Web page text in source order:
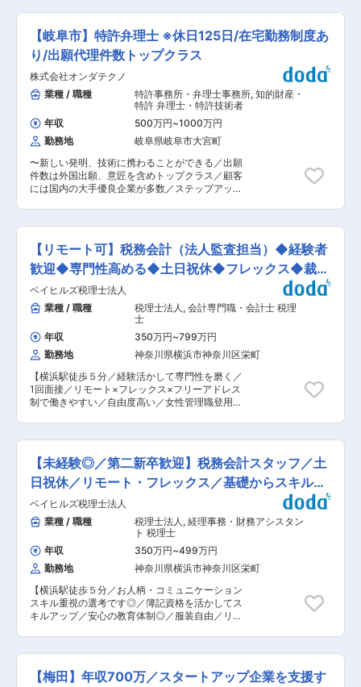
ており、また他事務所との合併による札幌事務所
の開所など事業・組織ともに拡大中です。
結業務 ・顧客との給与計算・社保業務受諾契約に
基づく導入及びシステムセットアップ業務 ・顧客
への給与計算・社保手続業務 ・顧客への労務アド
バイザイリー業務 ・その他付帯業務 ■組織体
制： 40名の体制で、うち9割が女性です。ご年齢
は20代から50代と幅広く、子育て中の方等もフ
レックスや在宅勤務を用いて柔軟に働ける環境で
す。 事業会社での労務経験者、同業（社労士法人
やアウトソーシング会社）における経験者などが
ご活躍されております。 ■キャリアパス 年に1回
のプロモーションがあり、ご本人の頑張り次第で
キャリアアップが可能です。 給与計算や社会保険
手続き等、各専門チームにて業務を行っており、
ご経験と希望に応じて将来的にはチームの異動も
可能です。 ■資格取得について 繁忙期(11月12月)
と閑散期が分かれているため、社労士の資格取得
欲がある方がご自身のスキルを磨くことができる
環境です。 ■募集背景： 世界5大会計事務所ネッ
トワークのひとつであるBDOインターナショナル
に加盟し、日本企業の海外進出や外国企業の日本
進出を総合的にサポートしています。 国際税務に
強い社会保険労務士法人として、グローバルネッ
トワークを活用できることが強みのひとつです。
海外からの紹介案件が増えており、組織強化のた
めの増員です。
【岐阜市】特許弁理士 ※休日125日/在宅勤務制度あ
り/出願代理件数トップクラス
株式会社オンダテクノ
業種 / 職種
特許事務所・弁理士事務所, 知的財産・
特許 弁理士・特許技術者
年収
500万円~1000万円
勤務地
岐阜県岐阜市大宮町
〜新しい発明、技術に携わることができる／出願
件数は外国出願、意匠を含めトップクラス／顧客
には国内の大手優良企業が多数／ステップアップ
す。 ■業務詳細： 発明者様や知的財産部担当者
様との面談を通じて発明を把握し、従来技術との
差異、製品開発の動向、想定される他社の回避技
術等々を踏まえて権利化の方針を決定し、特許庁
に提出するための出願書類を作成します。 さら
に、特許庁から特許できない旨の通知が届いたと
きは、出願書類に修正を加える、近年の特許権に
関する判例を踏まえて審査官の論理構成の誤り指
摘する等により、お客様の製品が特許権によって
保護されるように、権利化に向けての最終作業を
行います。 また、明細書作成業務の他に、企業で
のリエゾン活動、鑑定、審判等の対応を行いま
す。 英語力のある方は、外国案件でもご活躍いた
だけます。 ■魅力： ◇新しい技術や発明に携わ
ることができる 主な仕事のひとつが、独自技術の
特許権を取得するサポート。特許権とは、世の中
トップシークレットである最先端技術ばかり。 新
しい技術に触れたい！色んなジャンルにチャレン
ジしたいという方にはぴったりです。 ◇長く働き
やすい環境と福利厚生 土日祝日休みの完全週休二
日制で年間休日125日、残業も月に20〜30時間程
度、有給は1時間単位で取得可能、有給取得率も
70％以上と高くプライベートとも両立しながら働
きやすい環境が整っています。様々な福利厚生や
成長支援などもあり、経験や知識を活かしながら
長く働ける環境があります。 2017年には「岐阜
県ワーク・ライフ・バランス推進エクセレント企
業」、2024年には「厚生労働省くるみん」や
「健康経営優良法人2024」に認定されました。
県ということもあり東海圏にあるため、自動車関
係の顧客が多く、サービス品質の向上と業務の徹
をいただき、平均継続取引年数は21.5年です。 変
【リモート可】税務会計（法人監査担当）◆経験者
歓迎◆専門性高める◆土日祝休◆フレックス◆裁量
権大
ベイヒルズ税理士法人
業種 / 職種
税理士法人 , 会計専門職・会計士 税理
士
年収
350万円~799万円
勤務地
神奈川県横浜市神奈川区栄町
【横浜駅徒歩５分／経験活かして専門性を磨く／
1回面接／リモート×フレックス×フリーアドレス
制で働きやすい／自由度高い／女性管理職登用実
をお任せします。顧問先は専任担当制で、裁量権
大きくやりがいのある仕事です。 ■仕事内容：
・顧問先巡回監査（20社〜30社を担当） ・会計
データ確認、修正 ・税務申告書等作成 ・その他
税理士補助業務 【使用する会計・申告ソフト等】
CASH RADAR、freee、MF、達人、STEAMED、
Manageboard ■業務の特徴： ・freee、マネーフ
ォワード、CASH RADARなど、最新クラウド会
計システムを導入し、業務効率化を推進していま
す 。 ・相続税申告は年間300件以上の実績があ
り、事前対策から申告までトータルで対応可能で
す 。 ・税務・会計・経営支援を通じて中小・中
堅企業の成長と安定経営に貢献しています。監査
課、資産税課、経営支援課（MAS）、FP課、社
労士事務所など、専門分野ごとにプロフェッショ
ナルが在籍しており、幅広いソリューションで顧
ットツールなどもあり、社員同士の会話も多く、
【未経験◎／第二新卒歓迎】税務会計スタッフ／土
日祝休／リモート・フレックス／基礎からスキルが
身につく
ベイヒルズ税理士法人
業種 / 職種
税理士法人 , 経理事務・財務アシスタン
ト 税理士
年収
350万円~499万円
勤務地
神奈川県横浜市神奈川区栄町
【横浜駅徒歩５分／お人柄・コミュニケーション
スキル重視の選考です◎／簿記資格を活かしてス
キルアップ／安心の教育体制◎／服装自由／リモ
からチャレンジOK】未経験からスタートして、
少しずつ仕事の幅を広げながら会計のプロを目指
せる環境です 【働き方改善×安定キャリア】フレ
【梅田】年収700万／スタートアップ企業を支援す